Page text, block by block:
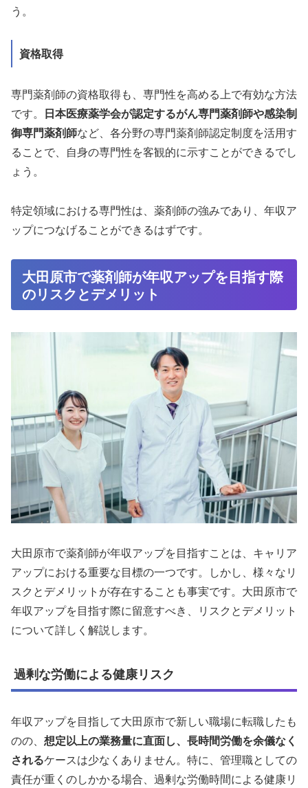
う。
資格取得
専門薬剤師の資格取得も、専門性を高める上で有効な方法
です。 日本医療薬学会が認定するがん専門薬剤師や感染制
御専門薬剤師など、各分野の専門薬剤師認定制度を活用す
ることで、自身の専門性を客観的に示すことができるでし
ょう。
特定領域における専門性は、薬剤師の強みであり、年収ア
ップにつなげることができるはずです。
大田原市で薬剤師が年収アップを目指す際
のリスクとデメリット
大田原市で薬剤師が年収アップを目指すことは、キャリア
アップにおける重要な目標の一つです。しかし、様々なリ
スクとデメリットが存在することも事実です。大田原市で
年収アップを目指す際に留意すべき、リスクとデメリット
について詳しく解説します。
過剰な労働による健康リスク
年収アップを目指して大田原市で新しい職場に転職したも
のの、 想定以上の業務量に直面し、長時間労働を余儀なく
されるケースは少なくありません。特に、管理職としての
責任が重くのしかかる場合、過剰な労働時間による健康リ